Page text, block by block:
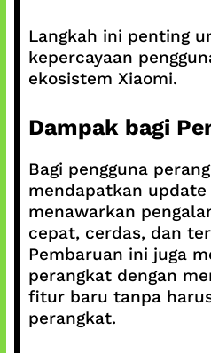
Langkah ini penting
kepercayaan
ekosistem Xiaomi.
Dampak bagi
Bagi pengguna
mendapatkan update
menawarkan
cepat, cerdas, dan
Pembaruan ini juga
perangkat dengan
fitur baru tanpa
perangkat.